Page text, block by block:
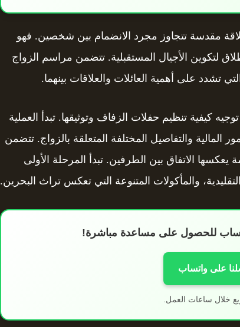
مقدسة تتجاوز مجرد الانضمام بين شخصين. فهو
لتكوين الأجيال المستقبلية. تتضمن مراسم الزواج
تشدد على أهمية العائلات والعلاقات بينهما.
كيفية تنظيم حفلات الزفاف وتوثيقها. تبدأ العملية
المالية والتفاصيل المختلفة المتعلقة بالزواج. تتضمن
الاتفاق بين الطرفين. تبدأ المرحلة الأولى
والمأكولات المتنوعة التي تعكس تراث البحرين.
للحصول على مساعدة مباشرة!
على واتساب
خلال ساعات العمل.